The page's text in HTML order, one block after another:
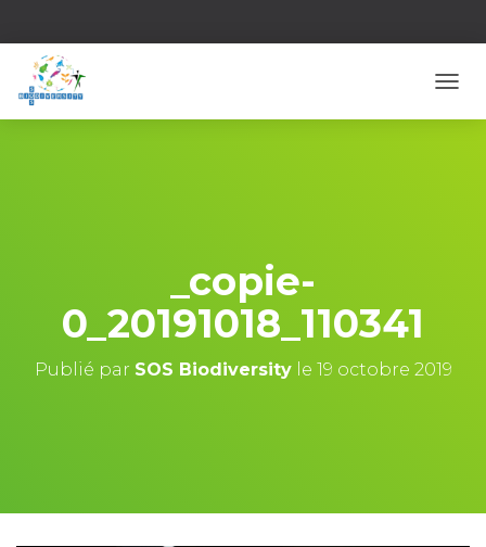
É
G
_copie-
0_20191018_110341
Publié par SOS Biodiversityle 19 octobre 2019